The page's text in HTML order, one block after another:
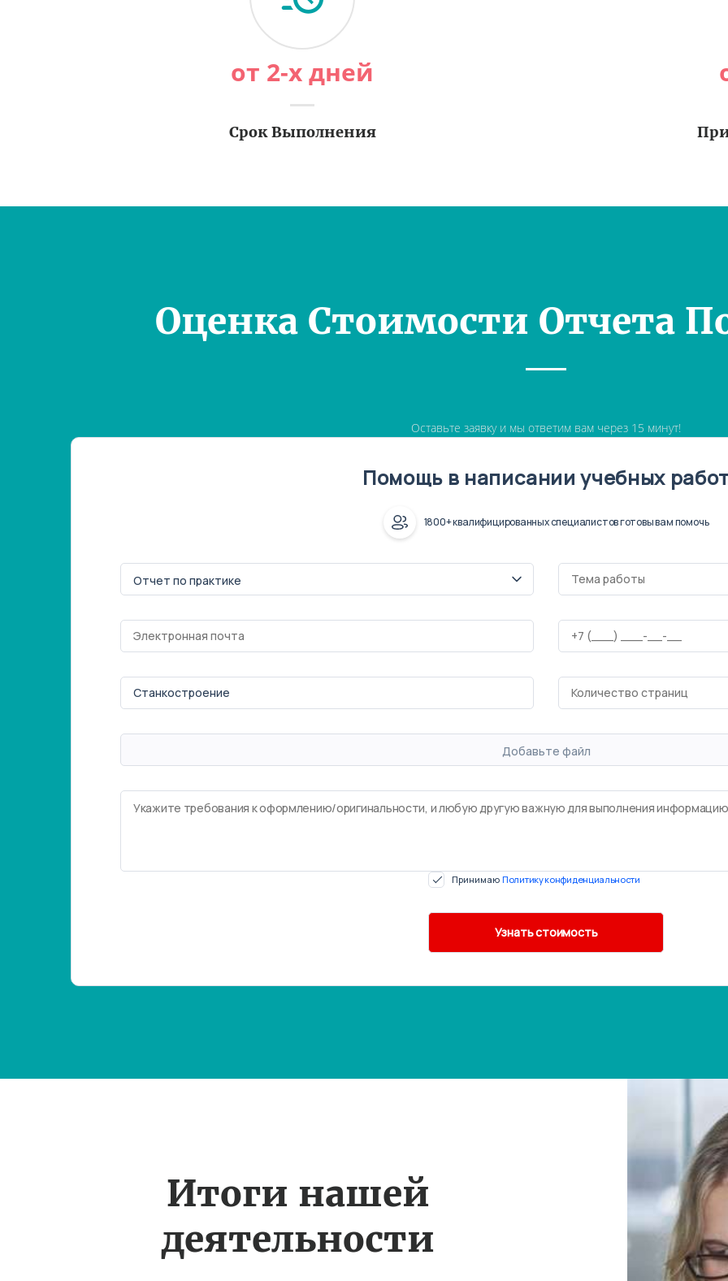
от 2-х дней
Срок Выполнения
Оценка Стоимости Отчета
Оставьте заявку и мы ответим вам через 15 минут!
Помощь в написании учебных
1800+ квалифицированных специалистов готовы вам помочь
Добавьте файл
Принимаю Политику конфиденциальности
Итоги нашей
деятельности